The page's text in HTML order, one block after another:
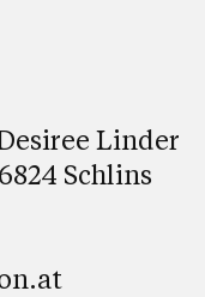
Linder
Schlins